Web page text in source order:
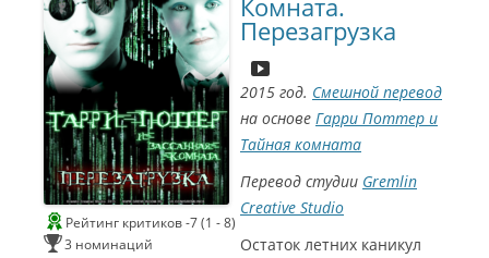
р
2
0
0
6
Л
у
ч
ш
2
0
0
9
Л
у
ч
ш
и
й
2
Л
у
ч
ш
и
й
з
в
у
к
С
и
н
Рейтинг критиков -7 (1 - 8)
3 номинаций
Комната.
Перезагрузка
2015 год. Смешной перевод
на основе Гарри Поттер и
Тайная комната
Перевод студии Gremlin
Creative Studio
Остаток летних каникул